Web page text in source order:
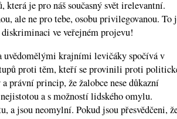
je pro náš současný svět irelevantní.
ale ne pro tebe, osobu privilegovanou. To
ve veřejném projevu!
uvědomělými krajními levičáky spočívá v
proti těm, kteří se provinili proti
právní princip, že žalobce nese důkazní
a s možností lidského omylu.
a jsou neomylní. Pokud jsou přesvědčeni,